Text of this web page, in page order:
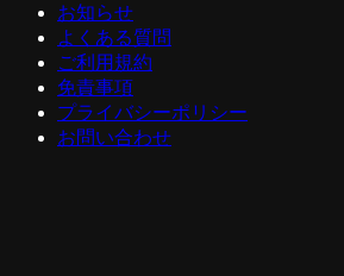
お知らせ
よくある質問
ご利用規約
免責事項
プライバシーポリシー
お問い合わせ